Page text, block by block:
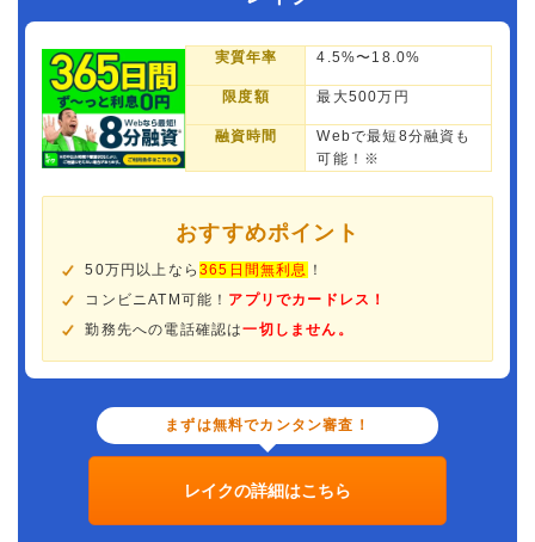
実質年率 4.5%〜18.0%
限度額 最大500万円
融資時間
Webで最短8分融資も
可能！※
おすすめポイント
50万円以上なら365日間無利息 ！
コンビニATM可能！ アプリでカードレス！
勤務先への電話確認は一切しません。
まずは無料でカンタン審査！
レイクの詳細はこちら